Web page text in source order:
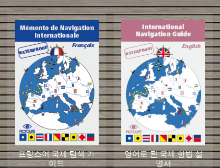
프랑스어 국제 탐색 가
이드
영어로 된 국제 항법 설
명서